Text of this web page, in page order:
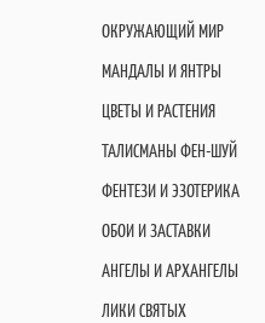
ОКРУЖАЮЩИЙ МИР
МАНДАЛЫ И ЯНТРЫ
ЦВЕТЫ И РАСТЕНИЯ
ТАЛИСМАНЫ ФЕН-ШУЙ
ФЕНТЕЗИ И ЭЗОТЕРИКА
ОБОИ И ЗАСТАВКИ
АНГЕЛЫ И АРХАНГЕЛЫ
ЛИКИ СВЯТЫХ